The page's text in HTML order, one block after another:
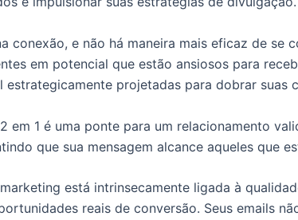
conexão, e não há maneira mais eficaz de
em potencial que estão ansiosos para
projetadas para dobrar suas
em 1 é uma ponte para um relacionamento
que sua mensagem alcance aqueles que
está intrinsecamente ligada à
reais de conversão. Seus emails